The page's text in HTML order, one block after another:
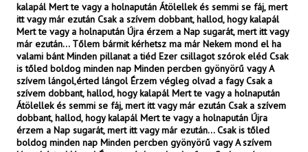
kalapál Mert te vagy a holnapután Átölellek és semmi se fáj, mert
itt vagy már ezután Csak a szívem dobbant, hallod, hogy kalapál
Mert te vagy a holnapután Újra érzem a Nap sugarát, mert itt vagy
már ezután... Tőlem bármit kérhetsz ma már Nekem mond el ha
valami bánt Minden pillanat a tiéd Ezer csillagot szórok eléd Csak
is tőled boldog minden nap Minden percben gyönyörű vagy A
szívem lángol,érted lángol Érzem végleg olvad a fagy Csak a
szívem dobbant, hallod, hogy kalapál Mert te vagy a holnapután
Átölellek és semmi se fáj, mert itt vagy már ezután Csak a szívem
dobbant, hallod, hogy kalapál Mert te vagy a holnapután Újra
érzem a Nap sugarát, mert itt vagy már ezután... Csak is tőled
boldog minden nap Minden percben gyönyörű vagy A szívem